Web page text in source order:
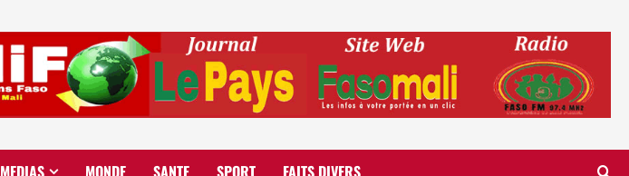
MEDIAS MONDE SANTE SPORT FAITS DIVERS